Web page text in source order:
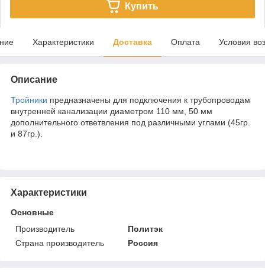
Купить
Характеристики Доставка Оплата Условия
Описание
Тройники предназначены для подключения к трубопроводам
внутренней канализации диаметром 110 мм, 50 мм
дополнительного ответвления под различными углами (45гр.
и 87гр.).
Характеристики
Основные
Производитель
Политэк
Страна производитель
Россия